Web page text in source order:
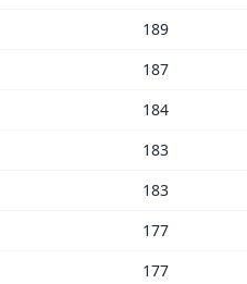
189
187
184
183
183
177
177